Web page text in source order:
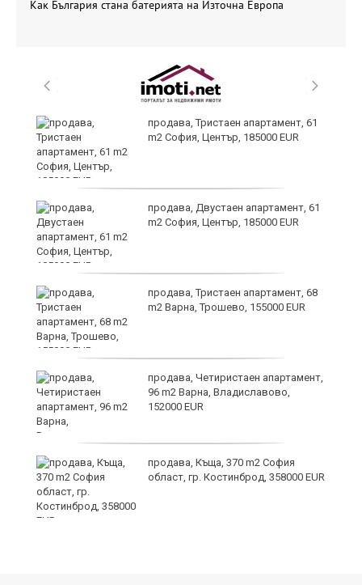
Как България стана батерията на Източна Европа
продава, Тристаен апартамент, 61
m2 София, Център, 185000 EUR
продава, Двустаен апартамент, 61
m2 София, Център, 185000 EUR
продава, Тристаен апартамент, 68
m2 Варна, Трошево, 155000 EUR
продава, Четиристаен апартамент,
96 m2 Варна, Владиславово,
152000 EUR
продава, Къща, 370 m2 София
област, гр. Костинброд, 358000 EUR